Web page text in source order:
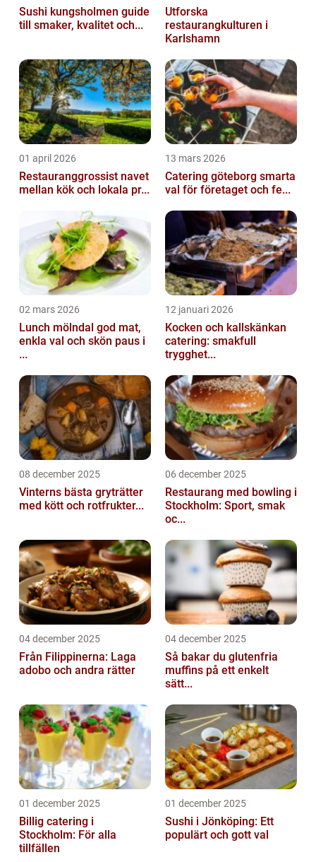
Sushi kungsholmen guide
till smaker, kvalitet och...
Utforska
restaurangkulturen i
Karlshamn
01 april 2026
Restauranggrossist navet
mellan kök och lokala pr...
13 mars 2026
Catering göteborg smarta
val för företaget och fe...
02 mars 2026
Lunch mölndal god mat,
enkla val och skön paus i
...
12 januari 2026
Kocken och kallskänkan
catering: smakfull
trygghet...
08 december 2025
Vinterns bästa gryträtter
med kött och rotfrukter...
06 december 2025
Restaurang med bowling i
Stockholm: Sport, smak
oc...
04 december 2025
Från Filippinerna: Laga
adobo och andra rätter
04 december 2025
Så bakar du glutenfria
muffins på ett enkelt
sätt...
01 december 2025
Billig catering i
Stockholm: För alla
tillfällen
01 december 2025
Sushi i Jönköping: Ett
populärt och gott val